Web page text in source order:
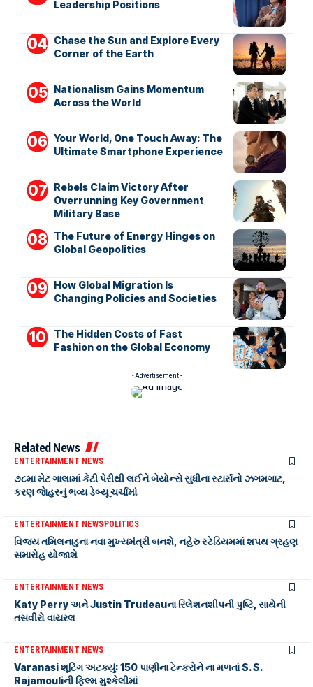
Leadership Positions
Chase the Sun and Explore Every
Corner of the Earth
Nationalism Gains Momentum
Across the World
Your World, One Touch Away: The
Ultimate Smartphone Experience
Rebels Claim Victory After
Overrunning Key Government
Military Base
The Future of Energy Hinges on
Global Geopolitics
How Global Migration Is
Changing Policies and Societies
The Hidden Costs of Fast
Fashion on the Global Economy
- Advertisement -
Related News
ENTERTAINMENT NEWS
૭૮મા મેટ ગાલામાં કેટી પેરીથી લઈને બેયોન્સે સુધીના સ્ટાર્સનો ઝગમગાટ,
કરણ જાેહરનું ભવ્ય ડેબ્યૂ ચર્ચામાં
ENTERTAINMENT NEWSPOLITICS
વિજય તમિલનાડુના નવા મુખ્યમંત્રી બનશે, નહેરુ સ્ટેડિયમમાં શપથ ગ્રહણ
સમારોહ યોજાશે
ENTERTAINMENT NEWS
Katy Perry અને Justin Trudeauના રિલેશનશીપની પુષ્ટિ, સાથેની
તસવીરો વાયરલ
ENTERTAINMENT NEWS
Varanasi શૂટિંગ અટક્યું: 150 પાણીના ટેન્કરોને ના મળતાં S. S.
Rajamouliની ફિલ્મ મુશ્કેલીમાં